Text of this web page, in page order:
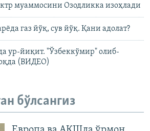
муаммосини Озодликка изоҳлади
газ йўқ, сув йўқ. Қани адолат?
ур-йиқит. "Ўзбеккўмир" олиб-
(ВИДЕО)
бўлсангиз